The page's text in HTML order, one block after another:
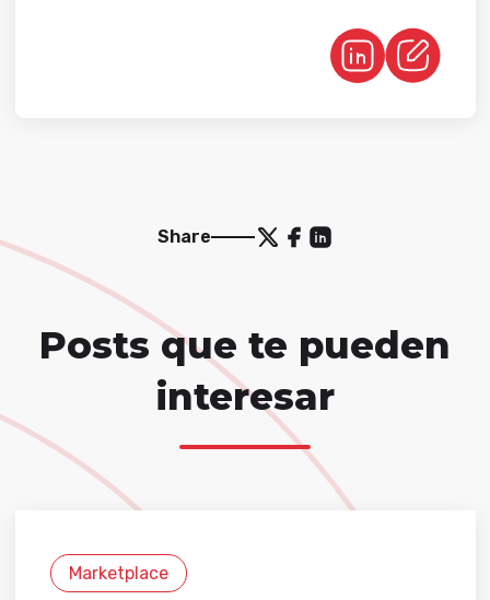
Share
Posts que te pueden
interesar
Marketplace